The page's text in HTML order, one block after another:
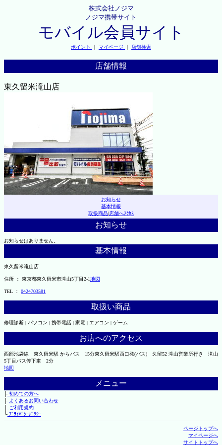
株式会社ノジマ
ノジマ携帯サイト
モバイル会員サイト
ポイント ｜ マイページ ｜ 店舗検索
店舗情報
東久留米滝山店
お知らせ
基本情報
取扱商品|店舗へｱｸｾｽ
お知らせ
お知らせはありません。
基本情報
東久留米滝山店
住所 ： 東京都東久留米市滝山5丁目2-1地図
TEL ： 0424703581
取扱い商品
修理診断 | パソコン | 携帯電話 | 家電 | エアコン | ゲーム
お店へのアクセス
西部池袋線 東久留米駅 からバス 15分東久留米駅西口発(バス) 久留52 滝山営業所行き 滝山
5丁目バス停下車 2分
地図
メニュー
├初めての方へ
├ よくあるお問い合わせ
├ご利用規約
└ﾌﾟﾗｲﾊﾞｼｰﾎﾟﾘｼｰ
ページトップへ
マイページへ
サイトトップへ